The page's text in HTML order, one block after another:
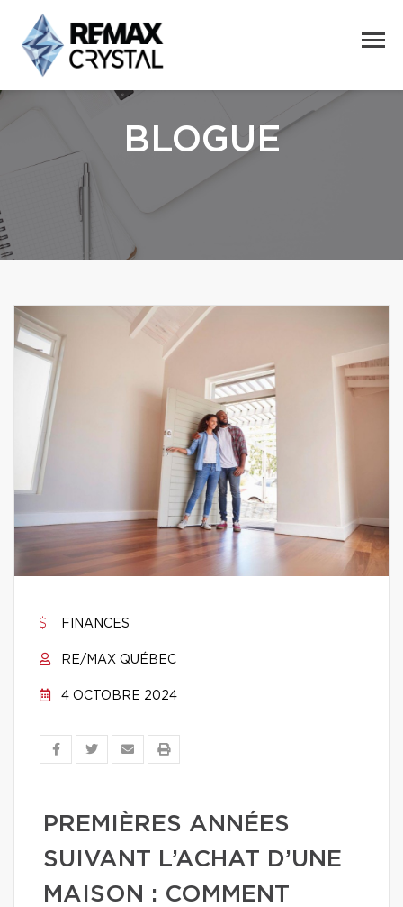
BLOGUE
FINANCES
RE/MAX QUÉBEC
4 OCTOBRE 2024
PREMIÈRES ANNÉES
SUIVANT L’ACHAT D’UNE
MAISON : COMMENT